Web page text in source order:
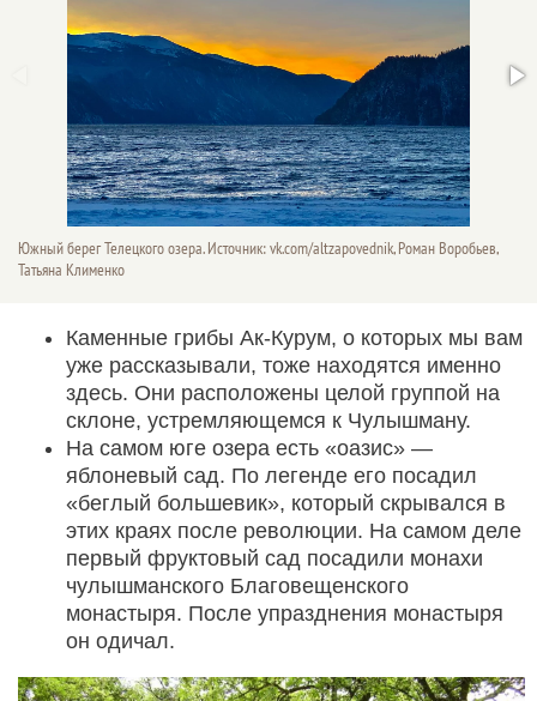
Южный берег Телецкого озера. Источник: vk.com/altzapovednik, Роман Воробьев,
Татьяна Клименко
Каменные грибы Ак-Курум, о которых мы вам
уже рассказывали, тоже находятся именно
здесь. Они расположены целой группой на
склоне, устремляющемся к Чулышману.
На самом юге озера есть «оазис» —
яблоневый сад. По легенде его посадил
«беглый большевик», который скрывался в
этих краях после революции. На самом деле
первый фруктовый сад посадили монахи
чулышманского Благовещенского
монастыря. После упразднения монастыря
он одичал.